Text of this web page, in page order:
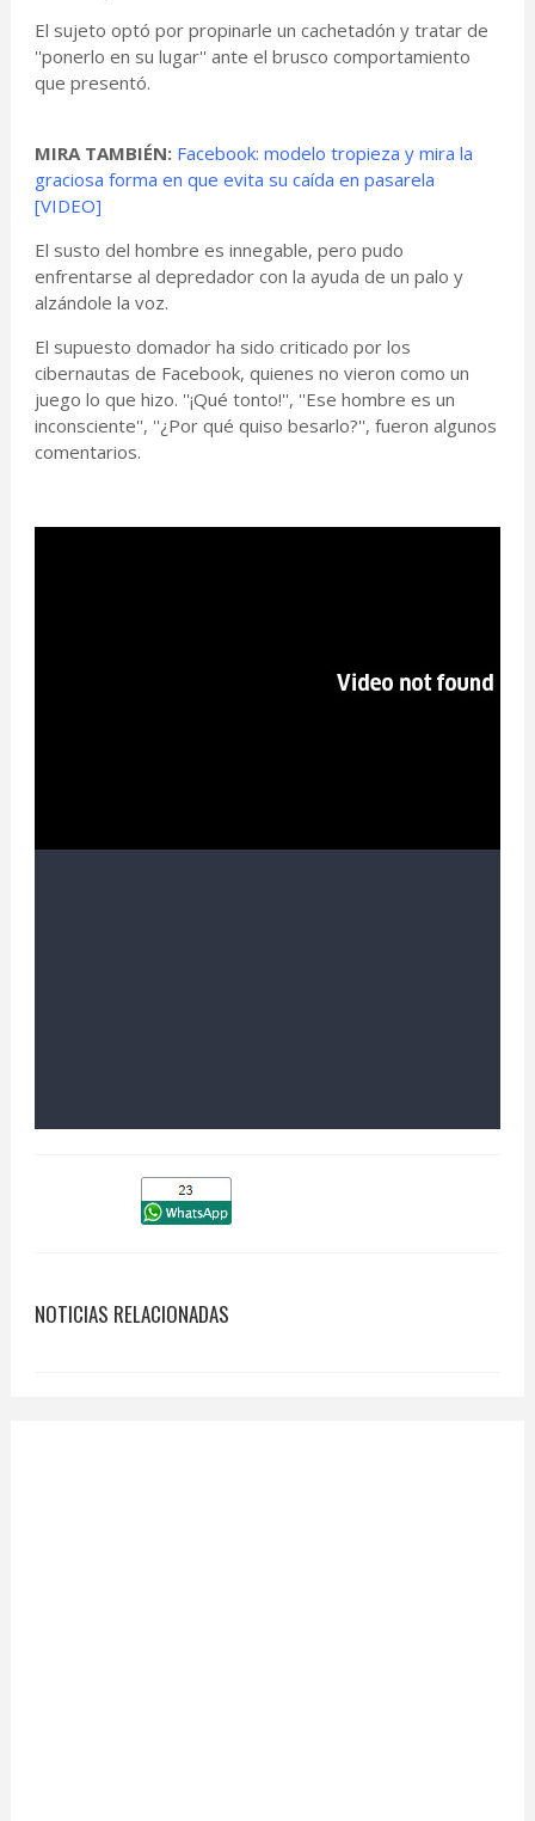
El sujeto optó por propinarle un cachetadón y tratar de
''ponerlo en su lugar'' ante el brusco comportamiento
que presentó.
MIRA TAMBIÉN: Facebook: modelo tropieza y mira la
graciosa forma en que evita su caída en pasarela
[VIDEO]
El susto del hombre es innegable, pero pudo
enfrentarse al depredador con la ayuda de un palo y
alzándole la voz.
El supuesto domador ha sido criticado por los
cibernautas de Facebook, quienes no vieron como un
juego lo que hizo. ''¡Qué tonto!'', ''Ese hombre es un
inconsciente'', ''¿Por qué quiso besarlo?'', fueron algunos
comentarios.
NOTICIAS RELACIONADAS